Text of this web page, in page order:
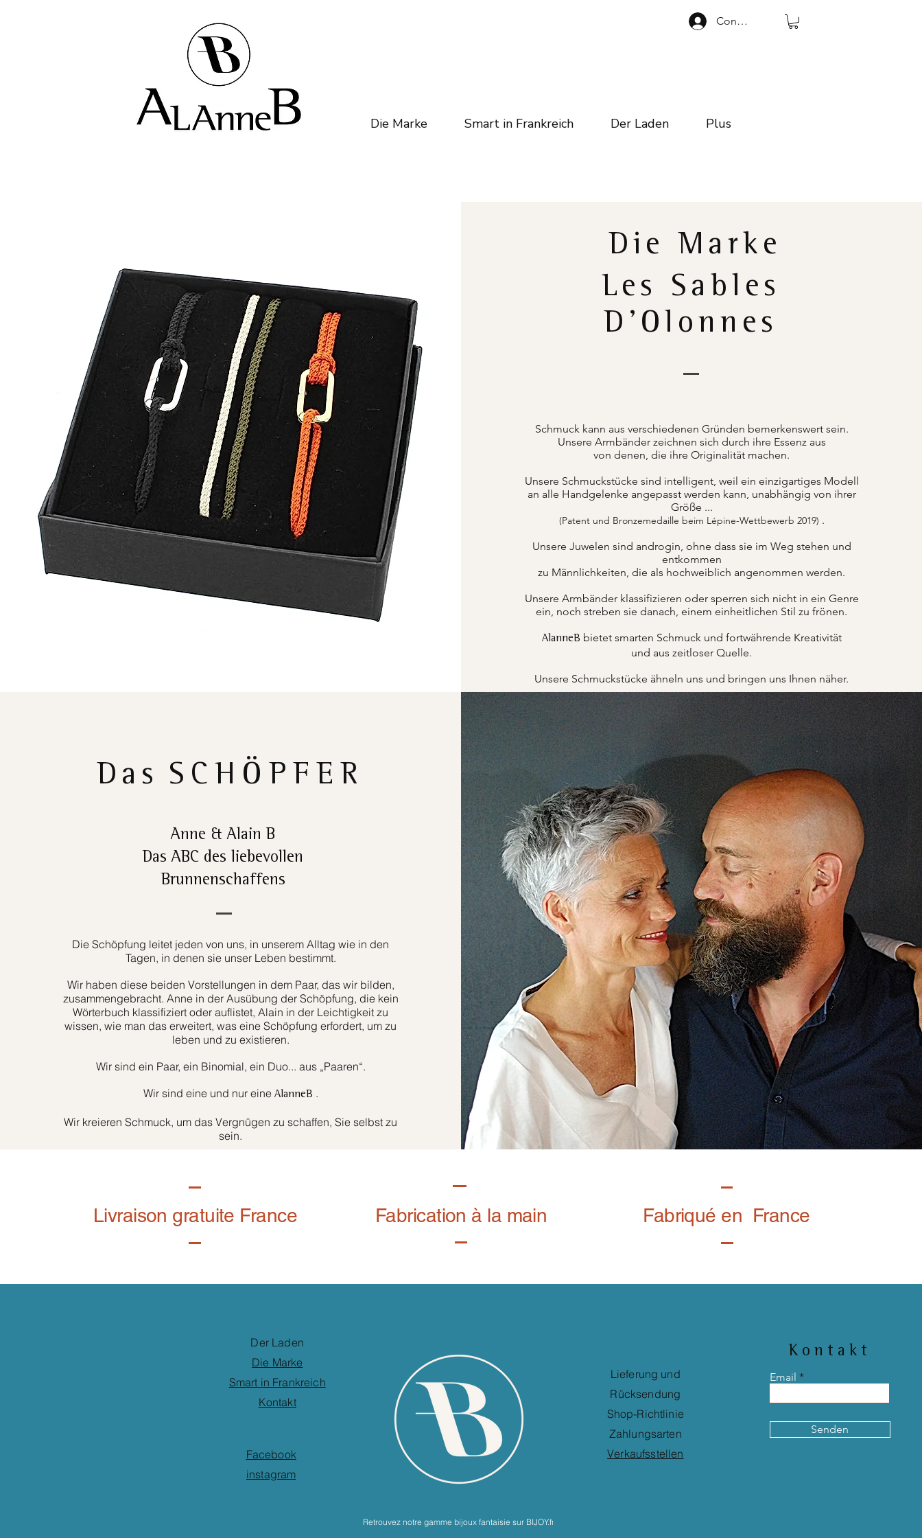
Connexion
Die Marke Smart in Frankreich Der Laden Plus
Die Marke
Les Sables
D'Olonnes
Schmuck kann aus verschiedenen Gründen bemerkenswert sein.
Unsere Armbänder zeichnen sich durch ihre Essenz aus
von denen, die ihre Originalität machen.
Unsere Schmuckstücke sind intelligent, weil ein einzigartiges Modell
an alle Handgelenke angepasst werden kann, unabhängig von ihrer
Größe ...
(Patent und Bronzemedaille beim Lépine-Wettbewerb 2019) .
Unsere Juwelen sind androgin, ohne dass sie im Weg stehen und
entkommen
zu Männlichkeiten, die als hochweiblich angenommen werden.
Unsere Armbänder klassifizieren oder sperren sich nicht in ein Genre
ein, noch streben sie danach, einem einheitlichen Stil zu frönen.
AlanneB bietet smarten Schmuck und fortwährende Kreativität
und aus zeitloser Quelle.
Unsere Schmuckstücke ähneln uns und bringen uns Ihnen näher.
Das SCHÖPFER
Anne & Alain B
Das ABC des liebevollen
Brunnenschaffens
Die Schöpfung leitet jeden von uns, in unserem Alltag wie in den
Tagen, in denen sie unser Leben bestimmt.
Wir haben diese beiden Vorstellungen in dem Paar, das wir bilden,
zusammengebracht. Anne in der Ausübung der Schöpfung, die kein
Wörterbuch klassifiziert oder auflistet, Alain in der Leichtigkeit zu
wissen, wie man das erweitert, was eine Schöpfung erfordert, um zu
leben und zu existieren.
Wir sind ein Paar, ein Binomial, ein Duo... aus „Paaren“.
Wir sind eine und nur eine AlanneB .
Wir kreieren Schmuck, um das Vergnügen zu schaffen, Sie selbst zu
sein.
Livraison gratuite France Fabrication à la main Fabriqué en France
Der Laden
Die Marke
Smart in Frankreich
Kontakt
Facebook
instagram
Retrouvez notre gamme bijoux fantaisie sur BIJOY.fr
Lieferung und
Rücksendung
Shop-Richtlinie
Zahlungsarten
Verkaufsstellen
Kontakt
Email
Senden